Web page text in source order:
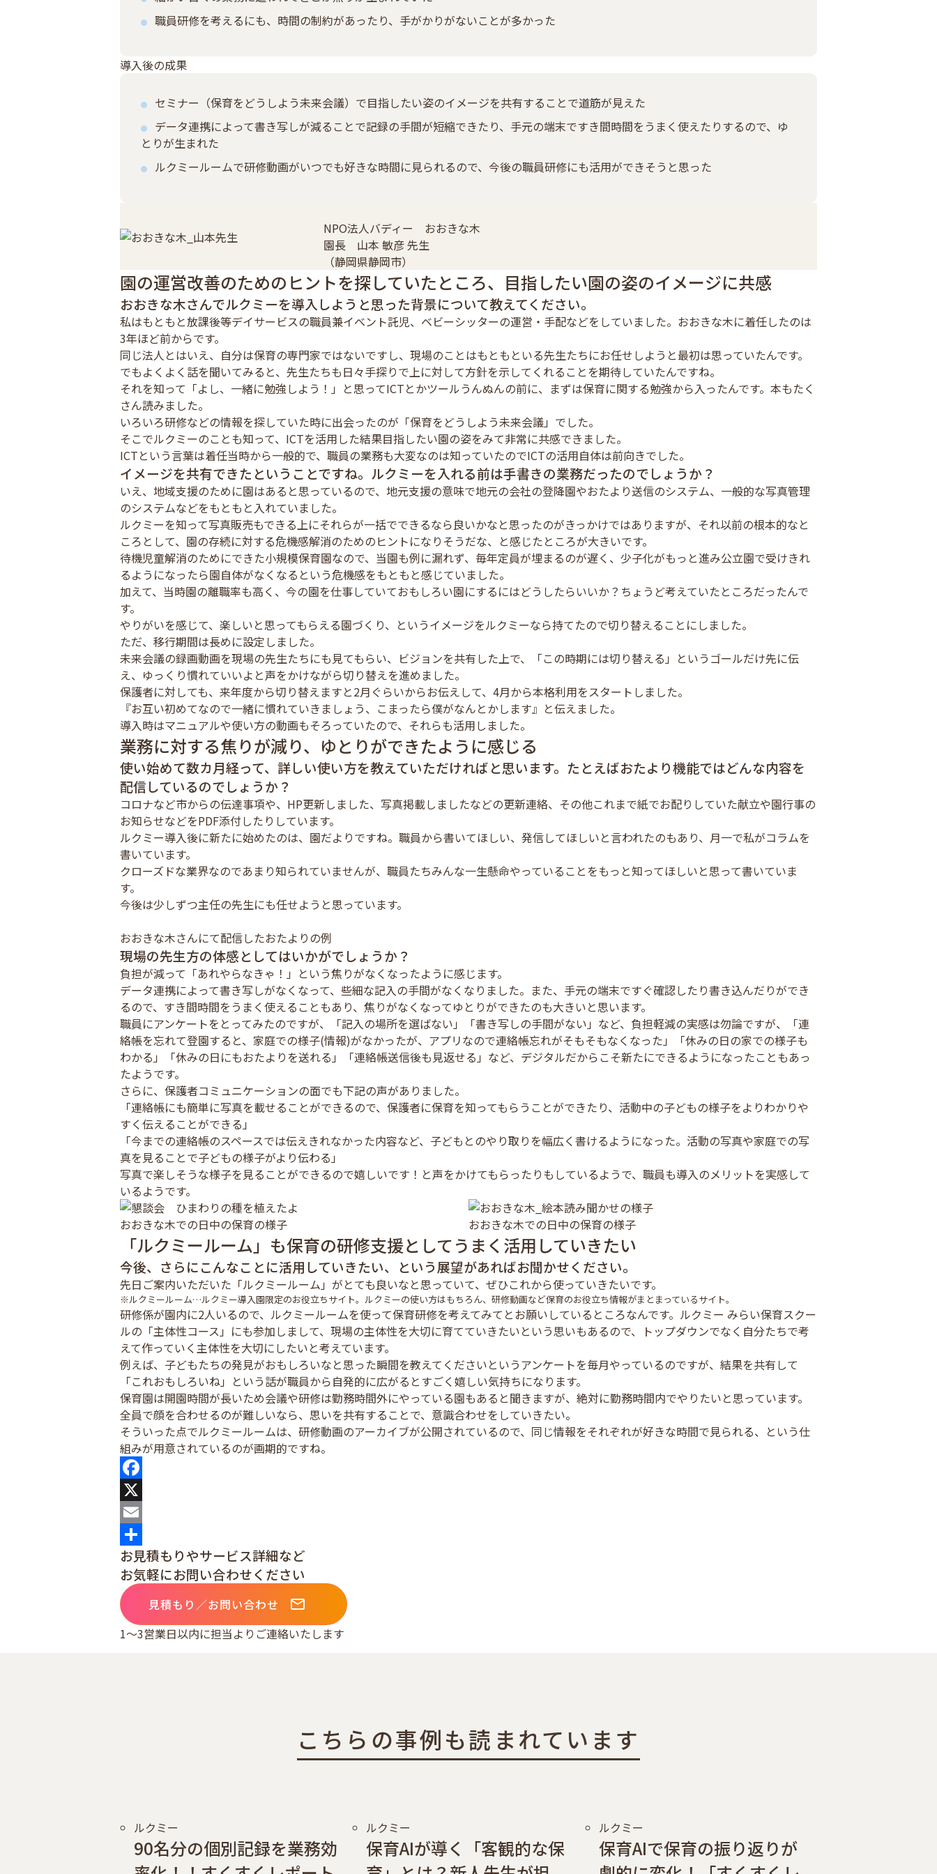
職員研修を考えるにも、時間の制約があったり、手がかりがないことが多かった
導入後の成果
セミナー（保育をどうしよう未来会議）で目指したい姿のイメージを共有することで道筋が見えた
データ連携によって書き写しが減ることで記録の手間が短縮できたり、手元の端末ですき間時間をうまく使えたりするので、ゆ
とりが生まれた
ルクミールームで研修動画がいつでも好きな時間に見られるので、今後の職員研修にも活用ができそうと思った
NPO法人バディー おおきな木
園長 山本 敏彦 先生
（静岡県静岡市）
園の運営改善のためのヒントを探していたところ、目指したい園の姿のイメージに共感
おおきな木さんでルクミーを導入しようと思った背景について教えてください。
私はもともと放課後等デイサービスの職員兼イベント託児、ベビーシッターの運営・手配などをしていました。おおきな木に着任したのは
3年ほど前からです。
同じ法人とはいえ、自分は保育の専門家ではないですし、現場のことはもともといる先生たちにお任せしようと最初は思っていたんです。
でもよくよく話を聞いてみると、先生たちも日々手探りで上に対して方針を示してくれることを期待していたんですね。
それを知って「よし、一緒に勉強しよう！」と思ってICTとかツールうんぬんの前に、まずは保育に関する勉強から入ったんです。本もたく
さん読みました。
いろいろ研修などの情報を探していた時に出会ったのが「保育をどうしよう未来会議」でした。
そこでルクミーのことも知って、ICTを活用した結果目指したい園の姿をみて非常に共感できました。
ICTという言葉は着任当時から一般的で、職員の業務も大変なのは知っていたのでICTの活用自体は前向きでした。
イメージを共有できたということですね。ルクミーを入れる前は手書きの業務だったのでしょうか？
いえ、地域支援のために園はあると思っているので、地元支援の意味で地元の会社の登降園やおたより送信のシステム、一般的な写真管理
のシステムなどをもともと入れていました。
ルクミーを知って写真販売もできる上にそれらが一括でできるなら良いかなと思ったのがきっかけではありますが、それ以前の根本的なと
ころとして、園の存続に対する危機感解消のためのヒントになりそうだな、と感じたところが大きいです。
待機児童解消のためにできた小規模保育園なので、当園も例に漏れず、毎年定員が埋まるのが遅く、少子化がもっと進み公立園で受けきれ
るようになったら園自体がなくなるという危機感をもともと感じていました。
加えて、当時園の離職率も高く、今の園を仕事していておもしろい園にするにはどうしたらいいか？ちょうど考えていたところだったんで
す。
やりがいを感じて、楽しいと思ってもらえる園づくり、というイメージをルクミーなら持てたので切り替えることにしました。
ただ、移行期間は長めに設定しました。
未来会議の録画動画を現場の先生たちにも見てもらい、ビジョンを共有した上で、「この時期には切り替える」というゴールだけ先に伝
え、ゆっくり慣れていいよと声をかけながら切り替えを進めました。
保護者に対しても、来年度から切り替えますと2月ぐらいからお伝えして、4月から本格利用をスタートしました。
『お互い初めてなので一緒に慣れていきましょう、こまったら僕がなんとかします』と伝えました。
導入時はマニュアルや使い方の動画もそろっていたので、それらも活用しました。
業務に対する焦りが減り、ゆとりができたように感じる
使い始めて数カ月経って、詳しい使い方を教えていただければと思います。たとえばおたより機能ではどんな内容を
配信しているのでしょうか？
コロナなど市からの伝達事項や、HP更新しました、写真掲載しましたなどの更新連絡、その他これまで紙でお配りしていた献立や園行事の
お知らせなどをPDF添付したりしています。
ルクミー導入後に新たに始めたのは、園だよりですね。職員から書いてほしい、発信してほしいと言われたのもあり、月一で私がコラムを
書いています。
クローズドな業界なのであまり知られていませんが、職員たちみんな一生懸命やっていることをもっと知ってほしいと思って書いていま
す。
今後は少しずつ主任の先生にも任せようと思っています。
おおきな木さんにて配信したおたよりの例
現場の先生方の体感としてはいかがでしょうか？
負担が減って「あれやらなきゃ！」という焦りがなくなったように感じます。
データ連携によって書き写しがなくなって、些細な記入の手間がなくなりました。また、手元の端末ですぐ確認したり書き込んだりができ
るので、すき間時間をうまく使えることもあり、焦りがなくなってゆとりができたのも大きいと思います。
職員にアンケートをとってみたのですが、「記入の場所を選ばない」「書き写しの手間がない」など、負担軽減の実感は勿論ですが、「連
絡帳を忘れて登園すると、家庭での様子(情報)がなかったが、アプリなので連絡帳忘れがそもそもなくなった」「休みの日の家での様子も
わかる」「休みの日にもおたよりを送れる」「連絡帳送信後も見返せる」など、デジタルだからこそ新たにできるようになったこともあっ
たようです。
さらに、保護者コミュニケーションの面でも下記の声がありました。
「連絡帳にも簡単に写真を載せることができるので、保護者に保育を知ってもらうことができたり、活動中の子どもの様子をよりわかりや
すく伝えることができる」
「今までの連絡帳のスペースでは伝えきれなかった内容など、子どもとのやり取りを幅広く書けるようになった。活動の写真や家庭での写
真を見ることで子どもの様子がより伝わる」
写真で楽しそうな様子を見ることができるので嬉しいです！と声をかけてもらったりもしているようで、職員も導入のメリットを実感して
いるようです。
おおきな木での日中の保育の様子
おおきな木での日中の保育の様子
「ルクミールーム」も保育の研修支援としてうまく活用していきたい
今後、さらにこんなことに活用していきたい、という展望があればお聞かせください。
先日ご案内いただいた「ルクミールーム」がとても良いなと思っていて、ぜひこれから使っていきたいです。
※ルクミールーム…ルクミー導入園限定のお役立ちサイト。ルクミーの使い方はもちろん、研修動画など保育のお役立ち情報がまとまっているサイト。
研修係が園内に2人いるので、ルクミールームを使って保育研修を考えてみてとお願いしているところなんです。ルクミー みらい保育スクー
ルの「主体性コース」にも参加しまして、現場の主体性を大切に育てていきたいという思いもあるので、トップダウンでなく自分たちで考
えて作っていく主体性を大切にしたいと考えています。
例えば、子どもたちの発見がおもしろいなと思った瞬間を教えてくださいというアンケートを毎月やっているのですが、結果を共有して
「これおもしろいね」という話が職員から自発的に広がるとすごく嬉しい気持ちになります。
保育園は開園時間が長いため会議や研修は勤務時間外にやっている園もあると聞きますが、絶対に勤務時間内でやりたいと思っています。
全員で顔を合わせるのが難しいなら、思いを共有することで、意識合わせをしていきたい。
そういった点でルクミールームは、研修動画のアーカイブが公開されているので、同じ情報をそれぞれが好きな時間で見られる、という仕
組みが用意されているのが画期的ですね。
Facebook
X
Email
共
有
お見積もりやサービス詳細など
お気軽にお問い合わせください
見積もり／お問い合わせ
1〜3営業日以内に担当よりご連絡いたします
こちらの事例も読まれています
ルクミー
90名分の個別記録を業務効
ルクミー
保育AIが導く「客観的な保
ルクミー
保育AIで保育の振り返りが